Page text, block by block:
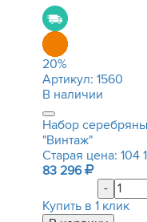
20%
Артикул: 1560
В наличии
Набор
"Винтаж"
Старая цена: 104
83 296
-
Купить в 1 клик